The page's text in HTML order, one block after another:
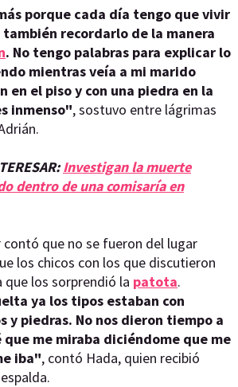
porque cada día tengo que vivir
recordarlo de la manera
. No tengo palabras para explicar lo
mientras veía a mi marido
en el piso y con una piedra en la
inmenso", sostuvo entre lágrimas
Investigan la muerte
dentro de una comisaría en
que no se fueron del lugar
los chicos con los que discutieron
que los sorprendió la patota.
ya los tipos estaban con
y piedras. No nos dieron tiempo a
que me miraba diciéndome que me
iba", contó Hada, quien recibió